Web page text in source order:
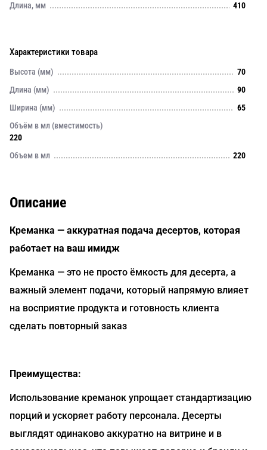
Длина, мм
410
Характеристики товара
Высота (мм)
70
Длина (мм)
90
Ширина (мм)
65
Объём в мл (вместимость)
220
Объем в мл
220
Описание
Креманка — аккуратная подача десертов, которая
работает на ваш имидж
Креманка — это не просто ёмкость для десерта, а
важный элемент подачи, который напрямую влияет
на восприятие продукта и готовность клиента
сделать повторный заказ
Преимущества:
Использование креманок упрощает стандартизацию
порций и ускоряет работу персонала. Десерты
выглядят одинаково аккуратно на витрине и в